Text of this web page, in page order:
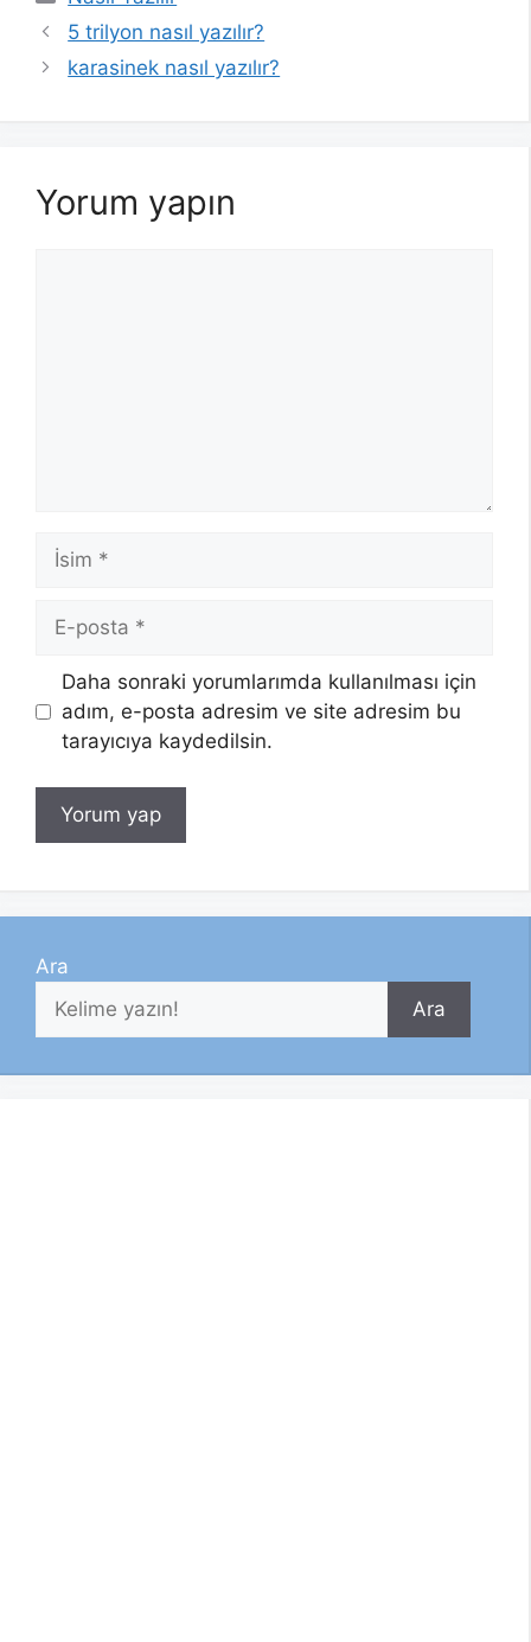
5 trilyon nasıl yazılır?
karasinek nasıl yazılır?
Yorum yapın
İsim
posta
Daha sonraki yorumlarımda kullanılması için
adım, e-posta adresim ve site adresim bu
tarayıcıya kaydedilsin.
Ara
Ara